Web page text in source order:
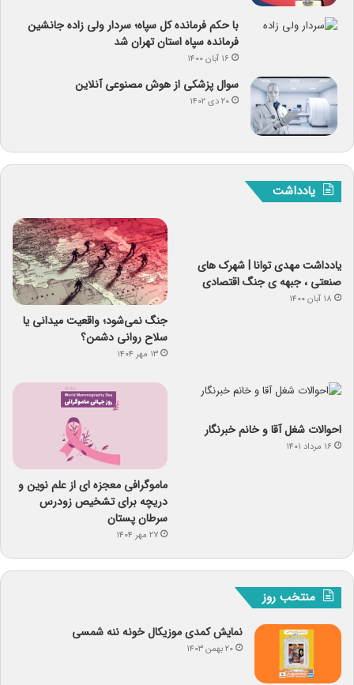
با حکم فرمانده کل سپاه؛ سردار ولی زاده جانشین
فرمانده سپاه استان تهران شد
۱۶ آبان ۱۴۰۰
سوال پزشکی از هوش مصنوعی آنلاین
۲۰ دی ۱۴۰۲
یادداشت
یادداشت مهدی توانا | شهرک های
صنعتی ، جبهه ی جنگ اقتصادی
۱۸ آبان ۱۴۰۰
جنگ نمی‌شود؛ واقعیت میدانی یا
سلاح روانی دشمن؟
۱۳ مهر ۱۴۰۴
احوالات شغل آقا و خانم خبرنگار
۱۶ مرداد ۱۴۰۱
ماموگرافی معجزه ای از علم نوین و
دریچه برای تشخیص زودرس
سرطان پستان
۲۷ مهر ۱۴۰۴
منتخب روز
نمایش کمدی موزیکال خونه ننه شمسی
۲۰ بهمن ۱۴۰۳